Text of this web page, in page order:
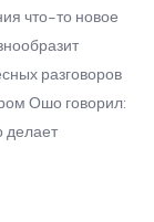
что-то новое
разговоров
Ошо говорил:
делает